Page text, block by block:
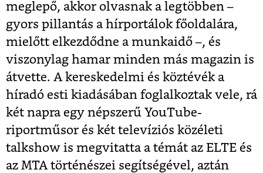
meglepő, akkor olvasnak a legtöbben –
gyors pillantás a hírportálok főoldalára,
mielőtt elkezdődne a munkaidő –, és
viszonylag hamar minden más magazin is
átvette. A kereskedelmi és köztévék a
híradó esti kiadásában foglalkoztak vele, rá
két napra egy népszerű YouTube-
riportműsor és két televíziós közéleti
talkshow is megvitatta a témát az ELTE és
az MTA történészei segítségével, aztán